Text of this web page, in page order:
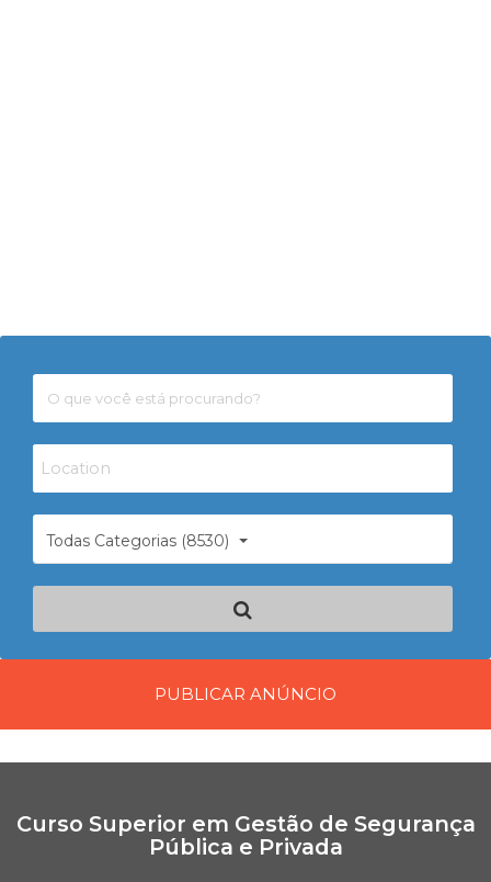
Todas Categorias (8530)
PUBLICAR ANÚNCIO
Curso Superior em Gestão de Segurança
Pública e Privada